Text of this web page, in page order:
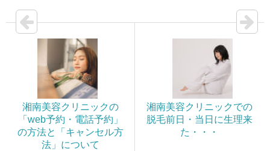
湘南美容クリニックの
「web予約・電話予約」
の方法と「キャンセル方
法」について
湘南美容クリニックでの
脱毛前日・当日に生理来
た・・・